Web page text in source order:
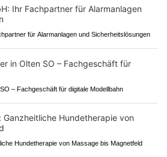
für Alarmanlagen und Sicherheitslösungen
– Fachgeschäft für digitale Modellbahn
Hundetherapie von Massage bis Magnetfeld